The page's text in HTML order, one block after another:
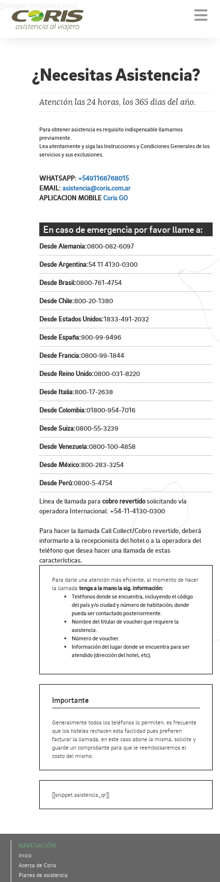
¿Necesitas Asistencia?
Atención las 24 horas, los 365 días del año.
Para obtener asistencia es requisito indispensable llamarnos
previamente.
Lea atentamente y siga las Instrucciones y Condiciones Generales de los
servicios y sus exclusiones.
WHATSAPP:+5491168768015
EMAIL:asistencia@coris.com.ar
APLICACION MOBILECoris GO
En caso de emergencia por favor llame a:
Desde Alemania:0800-082-6097
Desde Argentina:54 11 4130-0300
Desde Brasil:0800-761-4754
Desde Chile:800-20-1380
Desde Estados Unidos:1833-491-2032
Desde España:900-99-9496
Desde Francia:0800-99-1844
Desde Reino Unido:0800-031-8220
Desde Italia:800-17-2638
Desde Colombia:01800-954-7016
Desde Suiza:0800-55-3239
Desde Venezuela:0800-100-4858
Desde México:800-283-3254
Desde Perú:0800-5-4754
Línea de llamada para cobro revertidosolicitando vía
operadora Internacional: +54-11-4130-0300
Para hacer la llamada Call Collect/Cobro revertido, deberá
informarlo a la recepcionista del hotel o a la operadora del
teléfono que desea hacer una llamada de estas
características.
Para darle una atención más eficiente, al momento de hacer
la llamada tenga a la mano la sig. información:
Teléfonos donde se encuentra, incluyendo el código
del país y/o ciudad y número de habitación, donde
pueda ser contactado posteriormente.
Nombre del titular de voucher que requiere la
asistencia.
Número de voucher.
Información del lugar donde se encuentra para ser
atendido (dirección del hotel, etc).
Importante
Generalmente todos los teléfonos lo permiten, es frecuente
que los hoteles rechacen esta facilidad pues prefieren
facturar la llamada, en este caso abone la misma, solicite y
guarde un comprobante para que le reembolsaremos el
costo del mismo.
[[snippet.asistencia_qr]]
NAVEGACIÓN
Inicio
Acerca de Coris
Planes de asistencia